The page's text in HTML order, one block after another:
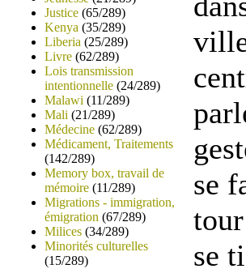
Justice (65/289)
Kenya (35/289)
Liberia (25/289)
Livre (62/289)
Lois transmission
intentionnelle (24/289)
Malawi (11/289)
Mali (21/289)
Médecine (62/289)
Médicament, Traitements
(142/289)
Memory box, travail de
mémoire (11/289)
Migrations - immigration,
émigration (67/289)
Milices (34/289)
Minorités culturelles
(15/289)
se
se